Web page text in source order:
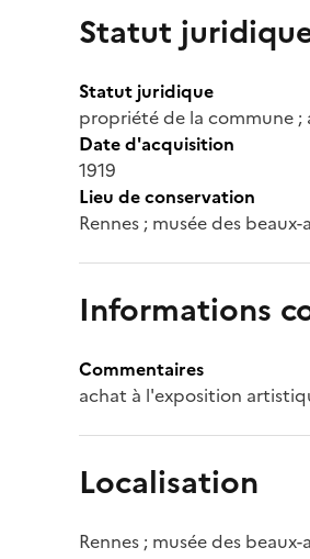
Statut
Statut juridique
propriété de la commune ;
Date d'acquisition
1919
Lieu de conservation
Rennes ; musée des beaux-
Informations
Commentaires
achat à l'exposition
Localisation
Rennes ; musée des beaux-